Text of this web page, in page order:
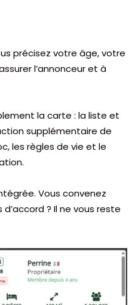
précisez votre âge, votre
l’annonceur et à
la carte : la liste et
supplémentaire de
les règles de vie et le
Vous convenez
? Il ne vous reste